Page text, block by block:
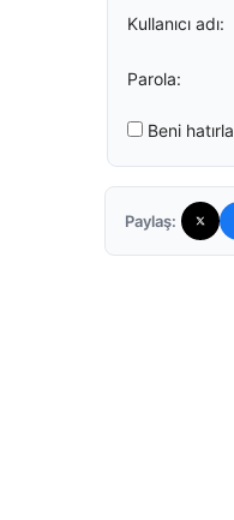
Kullanıcı adı:
Parola:
Beni hatırla
Paylaş: